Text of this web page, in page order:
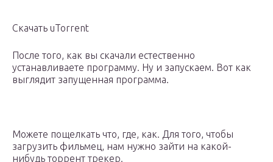
Скачать uTorrent
После того, как вы скачали естественно
устанавливаете программу. Ну и запускаем. Вот как
выглядит запущенная программа.
Можете пощелкать что, где, как. Для того, чтобы
загрузить фильмец, нам нужно зайти на какой-
нибудь торрент трекер.